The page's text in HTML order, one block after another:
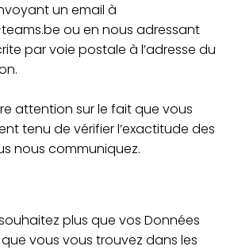
un email à
ou en nous adressant
par voie postale à l’adresse du
attention sur le fait que vous
tenu de vérifier l’exactitude des
nous communiquez.
plus que vos Données
vous vous trouvez dans les